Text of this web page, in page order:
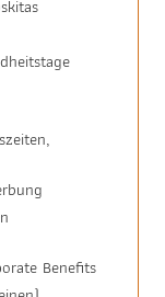
Benefits